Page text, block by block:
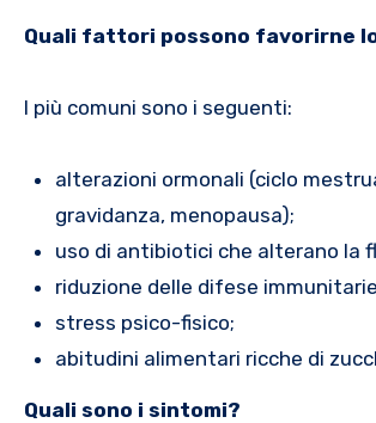
Quali fattori possono favorirne
I più comuni sono i seguenti:
alterazioni ormonali (ciclo
gravidanza, menopausa);
uso di antibiotici che alterano la
riduzione delle difese
stress psico-fisico;
abitudini alimentari ricche di
Quali sono i sintomi?